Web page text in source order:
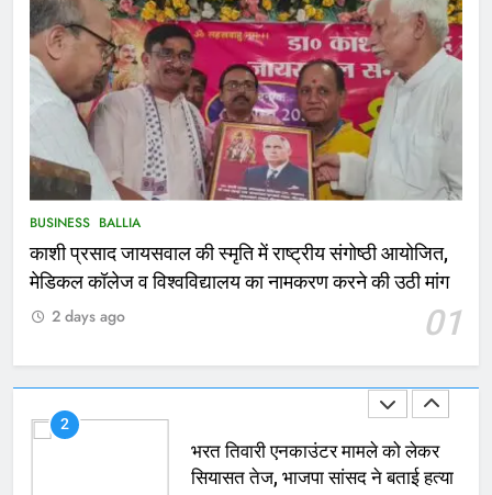
BUSINESS BALLIA
काशी प्रसाद जायसवाल की स्मृति में राष्ट्रीय संगोष्ठी आयोजित,
मेडिकल कॉलेज व विश्वविद्यालय का नामकरण करने की उठी मांग
01
2 days ago
Ballia : थैंक्यू बलिया पुलिस: पीड़िता को
मिले 1.38 लाख रूपये
NATIONAL बलिया
कोचिंग सेंटर में लगी भीषण आग, जान
बचाने के लिए छात्रों ने लगाई छलांग, कई
2
भरत तिवारी एनकाउंटर मामले को लेकर
सियासत तेज, भाजपा सांसद ने बताई हत्या
NATIONAL POLITICS
3
Ballia : छितौनी क्रॉसिंग पर बनेगा 196
करोड़ का ओवरब्रिज, जाम से मिलेगी राहत